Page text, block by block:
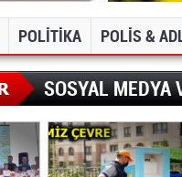
POLİTİKA POLİS &
SOSYAL MEDYA